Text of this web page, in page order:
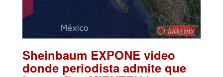
Sheinbaum EXPONE video
donde periodista admite que